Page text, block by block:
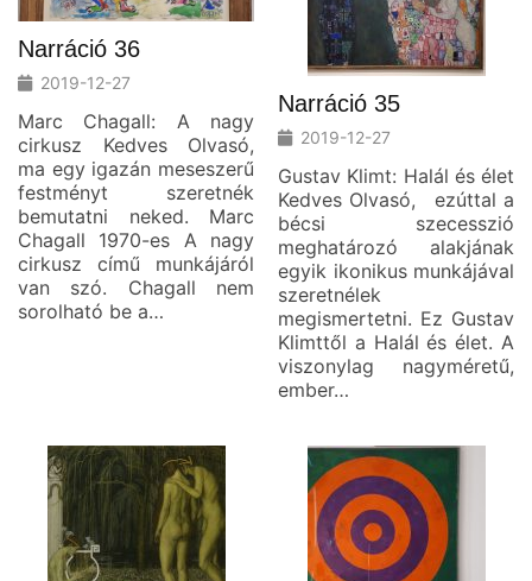
Narráció 36
2019-12-27
Marc Chagall: A nagy
cirkusz Kedves Olvasó,
ma egy igazán meseszerű
festményt szeretnék
bemutatni neked. Marc
Chagall 1970-es A nagy
cirkusz című munkájáról
van szó. Chagall nem
sorolható be a…
Narráció 35
2019-12-27
Gustav Klimt: Halál és élet
Kedves Olvasó, ezúttal a
bécsi szecesszió
meghatározó alakjának
egyik ikonikus munkájával
szeretnélek
megismertetni. Ez Gustav
Klimttől a Halál és élet. A
viszonylag nagyméretű,
ember…